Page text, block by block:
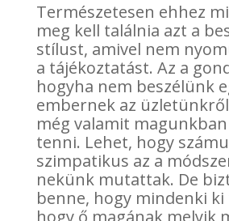
Természetesen ehhez
meg kell találnia azt a
stílust, amivel nem
a tájékoztatást. Az a
hogyha nem beszélünk
embernek az
még valamit
tenni. Lehet, hogy
szimpatikus az a
nekünk mutattak. De
benne, hogy mindenki